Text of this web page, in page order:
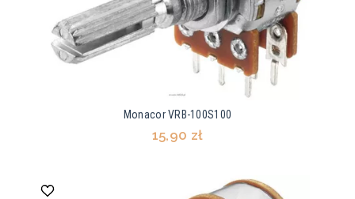
Monacor VRB-100S100
15,90 zł